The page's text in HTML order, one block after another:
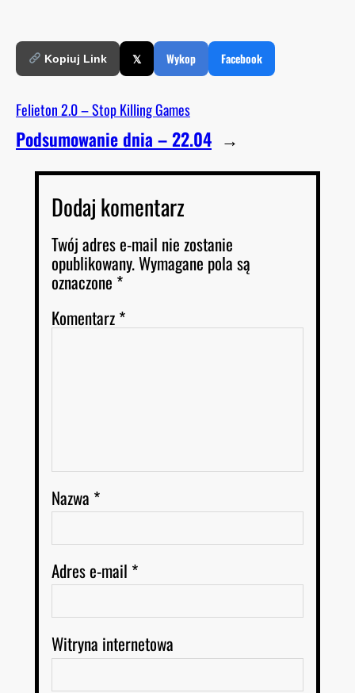
Kopiuj Link 𝕏 Wykop Facebook
Felieton 2.0 – Stop Killing Games
Podsumowanie dnia – 22.04 →
Dodaj komentarz
Twój adres e-mail nie zostanie
opublikowany.Wymagane pola są
oznaczone *
Komentarz*
Nazwa *
Adres e-mail *
Witryna internetowa